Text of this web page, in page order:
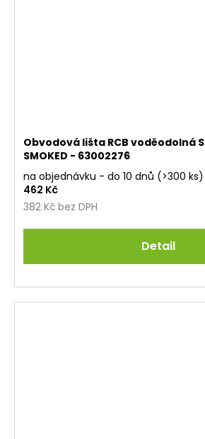
Obvodová lišta RCB voděodolná
SMOKED - 63002276
na objednávku - do 10 dnů (>300 ks)
382 Kč bez DPH
462 Kč
Detail